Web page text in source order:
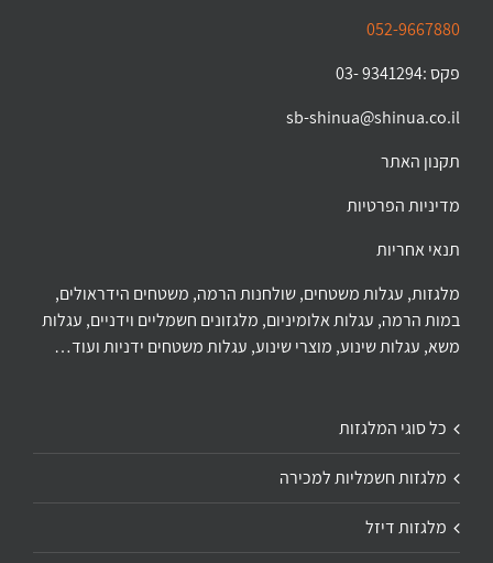
052-9667880
פקס :9341294 -03
sb-shinua@shinua.co.il
תקנון האתר
מדיניות הפרטיות
תנאי אחריות
מלגזות, עגלות משטחים, שולחנות הרמה, משטחים הידראולים,
במות הרמה, עגלות אלומיניום, מלגזונים חשמליים וידניים, עגלות
משא, עגלות שינוע, מוצרי שינוע, עגלות משטחים ידניות ועוד…
כל סוגי המלגזות
מלגזות חשמליות למכירה
מלגזות דיזל